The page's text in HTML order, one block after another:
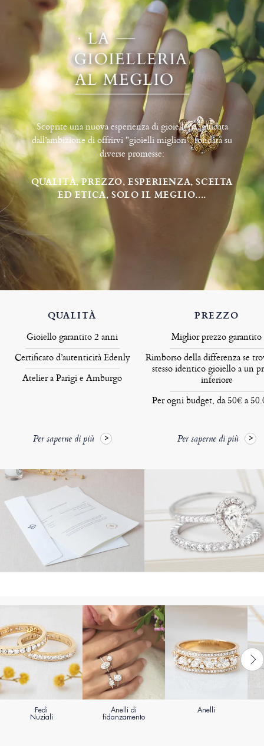
Scoprite una nuova esperienza di gioielleria, guidata
dall’ambizione di offrirvi "gioielli migliori", fondata su
diverse promesse:
QUALITÀ, PREZZO, ESPERIENZA, SCELTA
ED ETICA, SOLO IL MEGLIO....
QUALITÀ
Gioiello garantito 2 anni
Certificato d’autenticità Edenly
Atelier a Parigi e Amburgo
Per saperne di più
PREZZO
Miglior prezzo garantito
Rimborso della differenza se
stesso identico gioiello a un
inferiore
Per ogni budget, da 50€ a
Per saperne di più
Fedi
Nuziali
Anelli di
fidanzamento
Anelli